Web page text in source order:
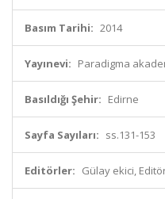
Basım Tarihi: 2014
Yayınevi: Paradigma
Basıldığı Şehir: Edirne
Sayfa Sayıları: ss.131-153
Editörler: Gülay ekici,